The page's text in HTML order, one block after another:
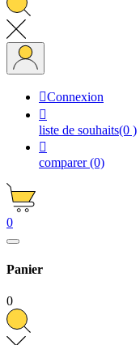
Connexion

liste de souhaits(0 )

comparer(0)
0
Panier
0